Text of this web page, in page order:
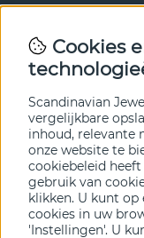
Met onze
nieuws en
Cookies
Scandinavian
vergelijkbare
inhoud, relevante
onze website te
cookiebeleid
gebruik van
klikken. U kunt
cookies in uw
'Instellingen'. U